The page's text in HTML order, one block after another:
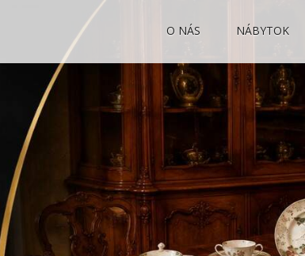
O NÁS NÁBYTOK